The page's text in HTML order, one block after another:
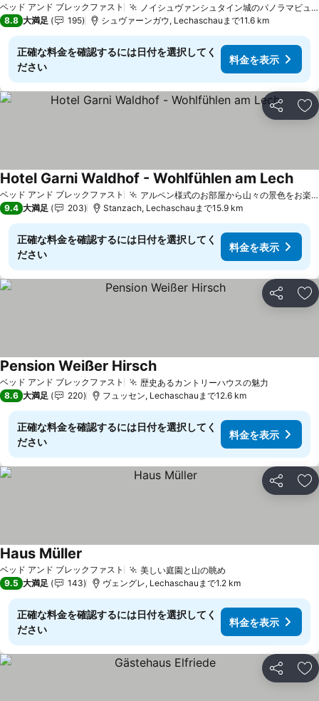
ベッド アンド ブレックファスト ノイシュヴァンシュタイン城のパノラマビュー
8.8 大満足 195 シュヴァーンガウ, Lechaschauまで11.6 km
正確な料金を確認するには日付を選択してく
ださい
料金を表示
シェア お
ベッド アンド ブレックファスト アルペン様式のお部屋から山々の景色をお楽しみいただけます
Hotel Garni Waldhof - Wohlfühlen am Lech
9.4 大満足 203 Stanzach, Lechaschauまで15.9 km
正確な料金を確認するには日付を選択してく
ださい
料金を表示
シェア お
ベッド アンド ブレックファスト 歴史あるカントリーハウスの魅力
Pension Weißer Hirsch
8.6 大満足 220 フュッセン, Lechaschauまで12.6 km
正確な料金を確認するには日付を選択してく
ださい
料金を表示
シェア お
ベッド アンド ブレックファスト 美しい庭園と山の眺め
Haus Müller
9.5 大満足 143 ヴェングレ, Lechaschauまで1.2 km
正確な料金を確認するには日付を選択してく
ださい
料金を表示
シェア お